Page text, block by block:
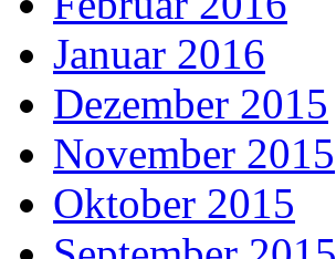
Januar 2016
Dezember 2015
November 2015
Oktober 2015